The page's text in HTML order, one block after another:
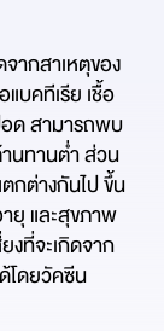
ากสาเหตุของ
แบคทีเรีย เชื้อ
อด สามารถพบ
นทานต่ำ ส่วน
กต่างกันไป ขึ้น
ยุ และสุขภาพ
งที่จะเกิดจาก
โดยวัคซีน